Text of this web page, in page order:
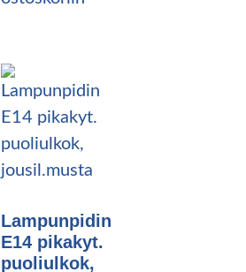
Lampunpidin
E14 pikakyt.
puoliulkok,